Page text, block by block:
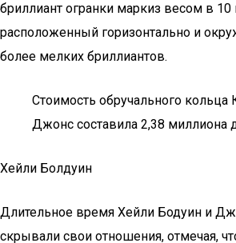
бриллиант огранки маркиз весом в 10
расположенный горизонтально и
более мелких бриллиантов.
Стоимость обручального кольца
Джонс составила 2,38 миллиона
Хейли Болдуин
Длительное время Хейли Бодуин и
скрывали свои отношения, отмечая,